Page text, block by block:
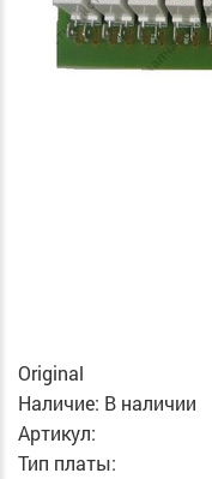
Original
Наличие: В наличии
Артикул:
Тип платы: